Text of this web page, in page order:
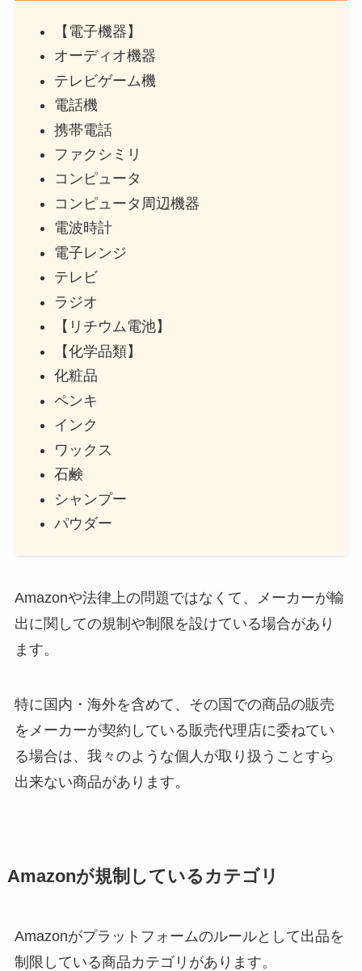
【電子機器】
オーディオ機器
テレビゲーム機
電話機
携帯電話
ファクシミリ
コンピュータ
コンピュータ周辺機器
電波時計
電子レンジ
テレビ
ラジオ
【リチウム電池】
【化学品類】
化粧品
ペンキ
インク
ワックス
石鹸
シャンプー
パウダー
Amazonや法律上の問題ではなくて、メーカーが輸
出に関しての規制や制限を設けている場合があり
ます。
特に国内・海外を含めて、その国での商品の販売
をメーカーが契約している販売代理店に委ねてい
る場合は、我々のような個人が取り扱うことすら
出来ない商品があります。
Amazonが規制しているカテゴリ
Amazonがプラットフォームのルールとして出品を
制限している商品カテゴリがあります。